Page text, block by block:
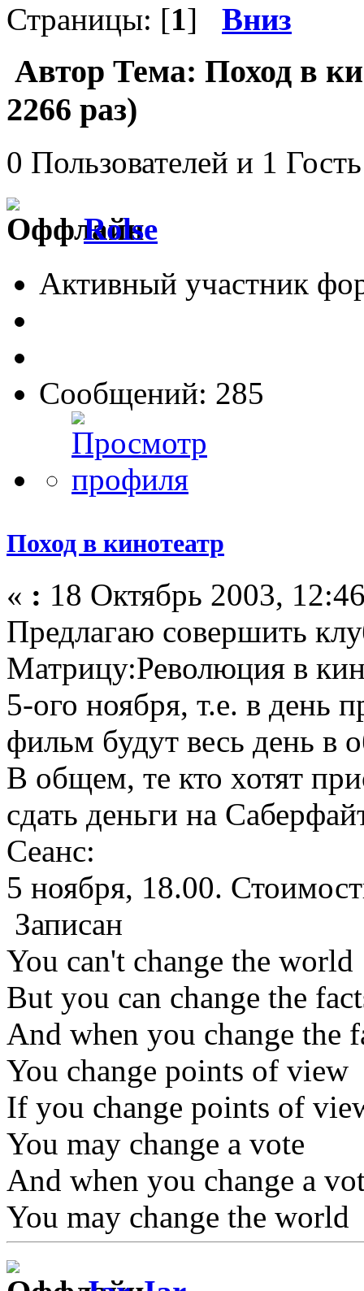
Страницы: [1] Вниз
Автор Тема: Поход в
2266 раз)
0 Пользователей и 1
Rolse
Активный участник
Сообщений: 285
Поход в кинотеатр
« : 18 Октябрь 2003,
Предлагаю совершить
Матрицу:Революция в
5-ого ноября, т.е. в день
фильм будут весь день в
В общем, те кто хотят
сдать деньги на
Сеанс:
5 ноября, 18.00.
Записан
You can't change the world
But you can change the
And when you change the
You change points of view
If you change points of
You may change a vote
And when you change a
You may change the world